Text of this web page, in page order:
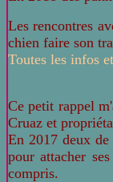
Les rencontres
chien faire son
Toutes les infos
Ce petit rappel
Cruaz et
En 2017 deux
pour attacher
compris.